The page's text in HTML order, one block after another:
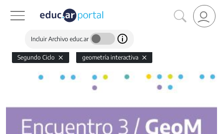
Incluir Archivo educ.ar
Segundo Ciclo geometría interactiva